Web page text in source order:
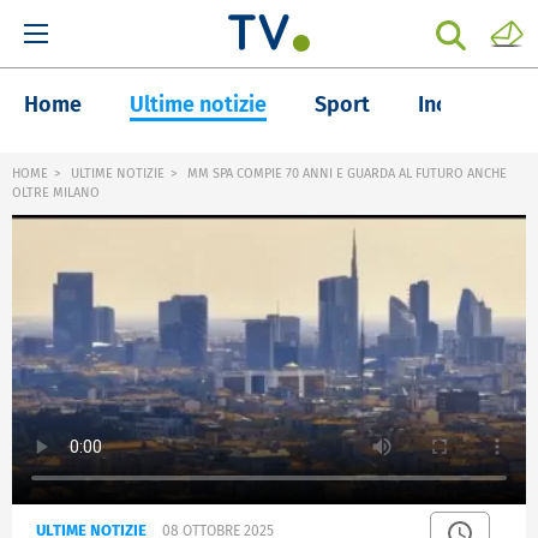
Home Ultime notizie Sport Inchieste
HOME ULTIME NOTIZIE
MM SPA COMPIE 70 ANNI E GUARDA AL FUTURO ANCHE
OLTRE MILANO
ULTIME NOTIZIE 08 OTTOBRE 2025